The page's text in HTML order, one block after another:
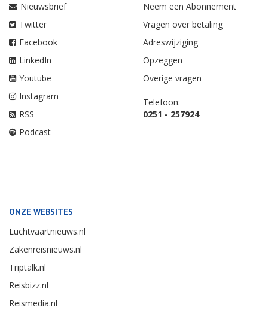
Nieuwsbrief
Twitter
Facebook
LinkedIn
Youtube
Instagram
RSS
Podcast
Neem een Abonnement
Vragen over betaling
Adreswijziging
Opzeggen
Overige vragen
Telefoon:
0251 - 257924
ONZE WEBSITES
Luchtvaartnieuws.nl
Zakenreisnieuws.nl
Triptalk.nl
Reisbizz.nl
Reismedia.nl